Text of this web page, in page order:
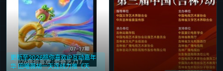
更新至2026桃你喜欢IP互动嘉年
华 田曦薇胡一天连线力推《天